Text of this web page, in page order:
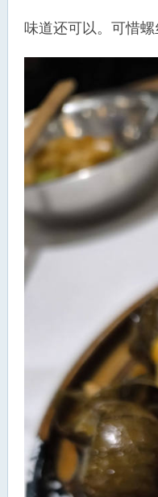
味道还可以。可惜